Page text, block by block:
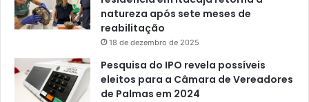
natureza após sete meses de
reabilitação
18 de dezembro de 2025
Pesquisa do IPO revela possíveis
eleitos para a Câmara de Vereadores
de Palmas em 2024